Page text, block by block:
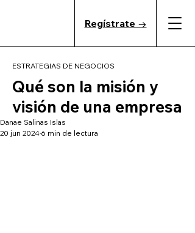
Regístrate →
ESTRATEGIAS DE NEGOCIOS
Qué son la misión y
visión de una empresa
Danae Salinas Islas
20 jun 2024 6 min de lectura